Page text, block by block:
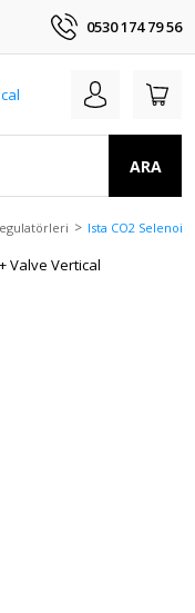
0530 174 79 56
ARA
Ista CO2